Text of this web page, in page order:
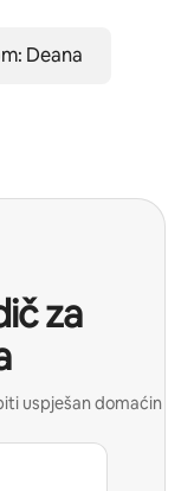
Deana
za
uspješan domaćin